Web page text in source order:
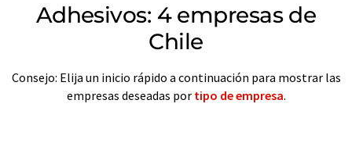
Adhesivos: 4 empresas de
Chile
Consejo: Elija un inicio rápido a continuación para mostrar las
empresas deseadas por tipo de empresa.